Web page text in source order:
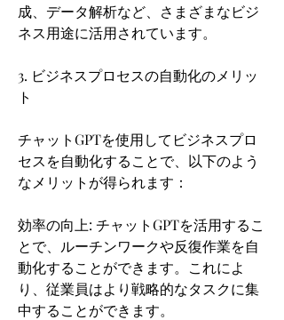
成、データ解析など、さまざまなビジ
ネス用途に活用されています。
3. ビジネスプロセスの自動化のメリッ
ト
チャットGPTを使用してビジネスプロ
セスを自動化することで、以下のよう
なメリットが得られます：
効率の向上: チャットGPTを活用するこ
とで、ルーチンワークや反復作業を自
動化することができます。これによ
り、従業員はより戦略的なタスクに集
中することができます。